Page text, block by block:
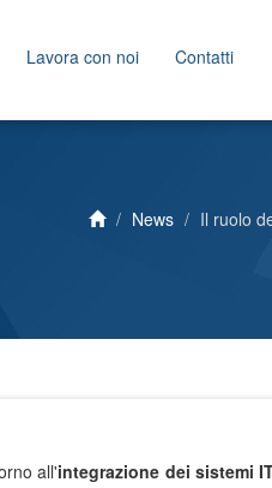
Lavora con noi Contatti
News Il ruolo
all'integrazione dei sistemi